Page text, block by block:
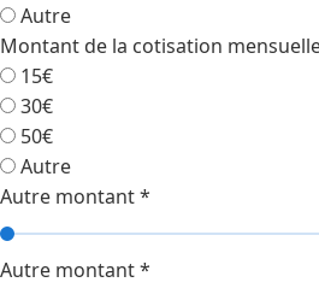
Autre
Montant de la cotisation
15€
30€
50€
Autre
Autre montant*
Autre montant*